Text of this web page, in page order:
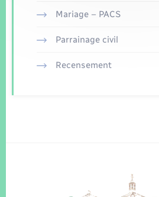
Mariage – PACS
Parrainage civil
Recensement